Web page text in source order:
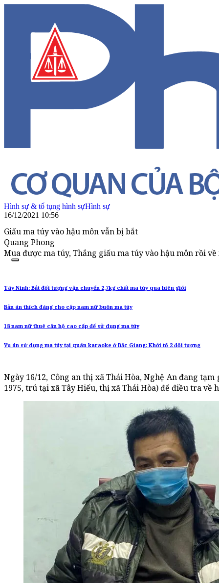
Hình sự & tố tụng hình sựHình sự
16/12/2021 10:56
Giấu ma túy vào hậu môn vẫn bị bắt
Quang Phong
Mua được ma túy, Thắng giấu ma túy vào hậu môn rồi
Tây Ninh: Bắt đối tượng vận chuyển 2,7kg chất ma túy qua biên giới
Bản án thích đáng cho cặp nam nữ buôn ma túy
18 nam nữ thuê căn hộ cao cấp để sử dụng ma túy
Vụ án sử dụng ma túy tại quán karaoke ở Bắc Giang: Khởi tố 2 đối tượng
Ngày 16/12, Công an thị xã Thái Hòa, Nghệ An đang
1975, trú tại xã Tây Hiếu, thị xã Thái Hòa) để điều tra